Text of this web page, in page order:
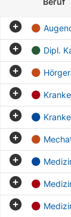
Dipl.